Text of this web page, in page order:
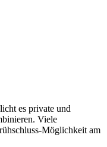
es private und
Viele
Möglichkeit am